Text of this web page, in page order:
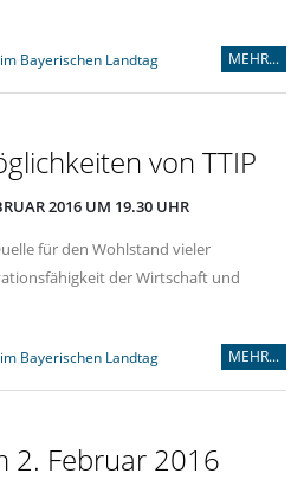
Bayerischen Landtag MEHR...
von TTIP
2016 UM 19.30 UHR
für den Wohlstand vieler
der Wirtschaft und
Bayerischen Landtag MEHR...
2. Februar 2016